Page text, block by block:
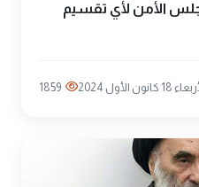
الأمن لأي تقسيم
18 كانون الأول 2024 1859